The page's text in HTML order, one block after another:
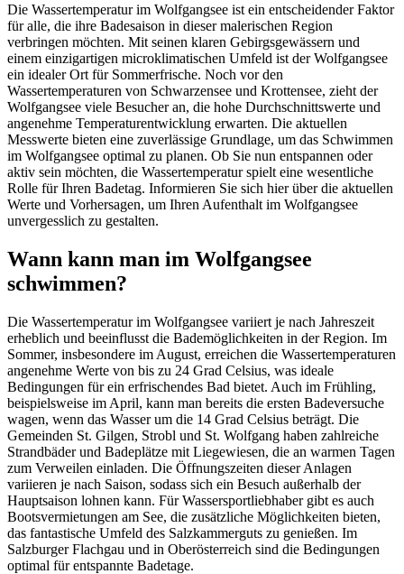
Die Wassertemperatur im Wolfgangsee ist ein entscheidender Faktor
für alle, die ihre Badesaison in dieser malerischen Region
verbringen möchten. Mit seinen klaren Gebirgsgewässern und
einem einzigartigen microklimatischen Umfeld ist der Wolfgangsee
ein idealer Ort für Sommerfrische. Noch vor den
Wassertemperaturen von Schwarzensee und Krottensee, zieht der
Wolfgangsee viele Besucher an, die hohe Durchschnittswerte und
angenehme Temperaturentwicklung erwarten. Die aktuellen
Messwerte bieten eine zuverlässige Grundlage, um das Schwimmen
im Wolfgangsee optimal zu planen. Ob Sie nun entspannen oder
aktiv sein möchten, die Wassertemperatur spielt eine wesentliche
Rolle für Ihren Badetag. Informieren Sie sich hier über die aktuellen
Werte und Vorhersagen, um Ihren Aufenthalt im Wolfgangsee
unvergesslich zu gestalten.
Wann kann man im Wolfgangsee
schwimmen?
Die Wassertemperatur im Wolfgangsee variiert je nach Jahreszeit
erheblich und beeinflusst die Bademöglichkeiten in der Region. Im
Sommer, insbesondere im August, erreichen die Wassertemperaturen
angenehme Werte von bis zu 24 Grad Celsius, was ideale
Bedingungen für ein erfrischendes Bad bietet. Auch im Frühling,
beispielsweise im April, kann man bereits die ersten Badeversuche
wagen, wenn das Wasser um die 14 Grad Celsius beträgt. Die
Gemeinden St. Gilgen, Strobl und St. Wolfgang haben zahlreiche
Strandbäder und Badeplätze mit Liegewiesen, die an warmen Tagen
zum Verweilen einladen. Die Öffnungszeiten dieser Anlagen
variieren je nach Saison, sodass sich ein Besuch außerhalb der
Hauptsaison lohnen kann. Für Wassersportliebhaber gibt es auch
Bootsvermietungen am See, die zusätzliche Möglichkeiten bieten,
das fantastische Umfeld des Salzkammerguts zu genießen. Im
Salzburger Flachgau und in Oberösterreich sind die Bedingungen
optimal für entspannte Badetage.